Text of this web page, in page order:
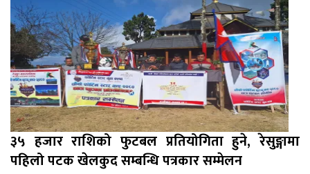
३५ हजार राशिको फुटबल प्रतियोगिता हुने, रेसुङ्गामा
पहिलो पटक खेलकुद सम्बन्धि पत्रकार सम्मेलन